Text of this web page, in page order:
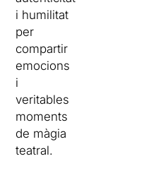
i humilitat
per
compartir
emocions
i
veritables
moments
de màgia
teatral.